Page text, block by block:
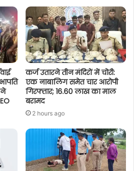
कर्ज उतारने तीन मंदिरों में चोरी:
एक नाबालिग समेत चार आरोपी
गिरफ्तार; 16.60 लाख का माल
बरामद
2 hours ago